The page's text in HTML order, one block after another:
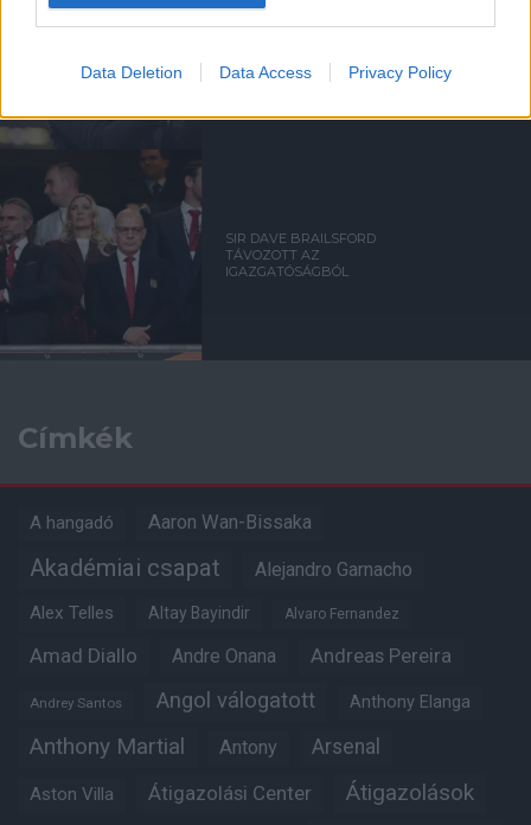
Data Deletion Data Access Privacy Policy
CARRICKET FOGJA AJÁNLANI
SIR DAVE BRAILSFORD
TÁVOZOTT AZ
IGAZGATÓSÁGBÓL
Címkék
A hangadó Aaron Wan-Bissaka
Akadémiai csapat Alejandro Garnacho
Alex Telles Altay Bayindir Alvaro Fernandez
Amad Diallo Andre Onana Andreas Pereira
Andrey Santos Angol válogatott Anthony Elanga
Anthony Martial Antony Arsenal
Aston Villa Átigazolási Center Átigazolások